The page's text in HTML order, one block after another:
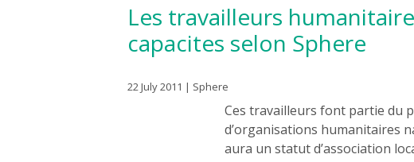
Les travailleurs
capacites selon Sphere
22 July 2011 | Sphere
Ces travailleurs font partie du
d’organisations humanitaires
aura un statut d’association